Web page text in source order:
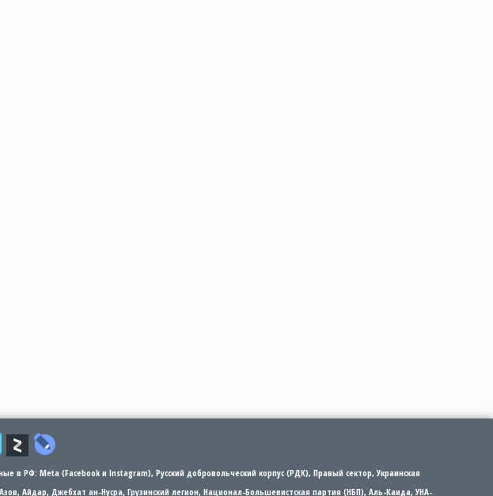
в РФ: Meta (Facebook и Instagram), Русский добровольческий корпус (РДК), Правый сектор, Украинская
Айдар, Джебхат ан-Нусра, Грузинский легион, Национал-Большевистская партия (НБП), Аль-Каида, УНА-